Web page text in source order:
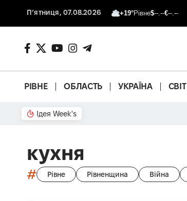
П’ятниця, 07.08.2026 +19°Рівне$--.--€--.--
РІВНЕ ОБЛАСТЬ УКРАЇНА СВІТ
Ідея Week's
кухня
# Рівне Рівненщина Війна